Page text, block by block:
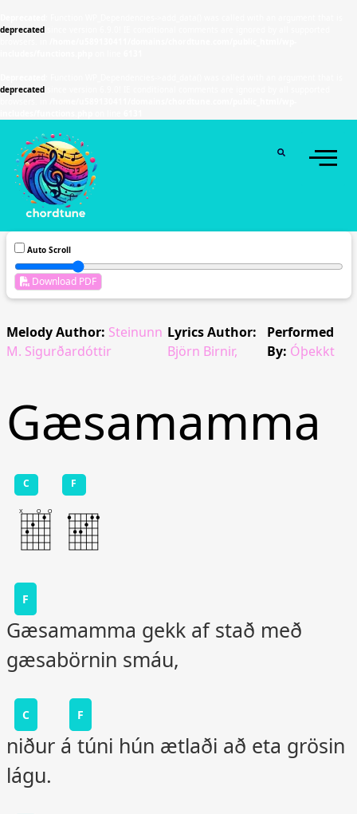
deprecated
deprecated
Auto Scroll
Download PDF
Melody Author: Steinunn
M. Sigurðardóttir
Lyrics Author:
Björn Birnir,
Performed
By: Óþekkt
Gæsamamma
F
Gæsamamma gekk af stað með
gæsabörnin smáu,
C F
niður á túni hún ætlaði að eta grösin
lágu.
C F